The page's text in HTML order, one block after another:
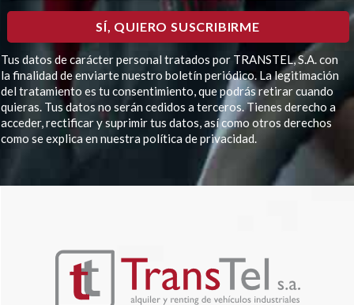
Tus datos de carácter personal tratados por TRANSTEL, S.A. con
la finalidad de enviarte nuestro boletín periódico. La legitimación
del tratamiento es tu consentimiento, que podrás retirar cuando
quieras. Tus datos no serán cedidos a terceros. Tienes derecho a
acceder, rectificar y suprimir tus datos, así como otros derechos
como se explica en nuestra política de privacidad.